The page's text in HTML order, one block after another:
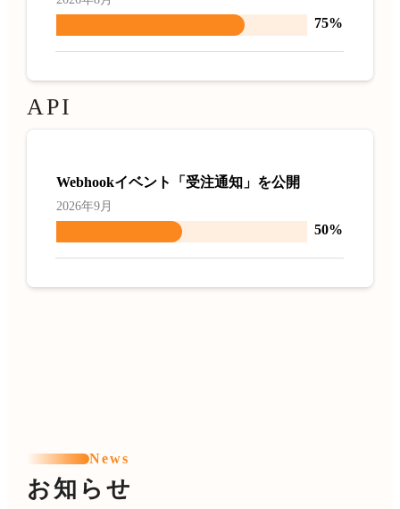
75%
API
Webhookイベント「受注通知」を公開
2026年9月
50%
News
お知らせ